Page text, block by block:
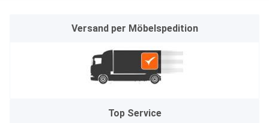
Versand per Möbelspedition
Top Service